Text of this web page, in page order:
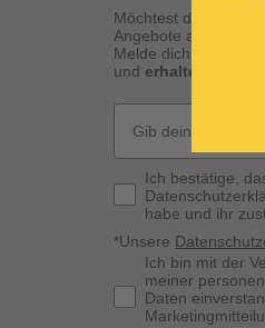
Möchtest du über
Angebote auf dem
Melde dich für
und erhalte sofort
Privacy Policy
Ich bestätige,
habe und ihr
*Unsere
Consenso
Ich bin mit der
meiner
Daten